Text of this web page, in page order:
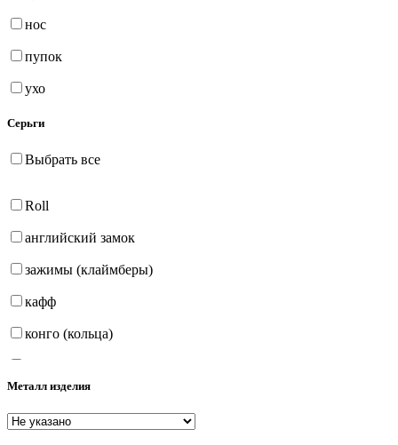
нос
пупок
ухо
Серьги
Выбрать все
Roll
английский замок
зажимы (клаймберы)
кафф
конго (кольца)
пусеты (гвоздики)
Металл изделия